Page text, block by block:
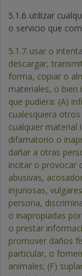
5.1.6. utilizar
o servicio que
5.1.7. usar o
descargar,
forma, copiar o
materiales, o bien
que pudiera: (A)
cualesquiera
cualquier material
difamatorio o
dañar a otras
incitar o provocar
abusivas,
injuriosas,
persona,
o inapropiadas
o prestar
promover daños
particular, o
animales; (F)